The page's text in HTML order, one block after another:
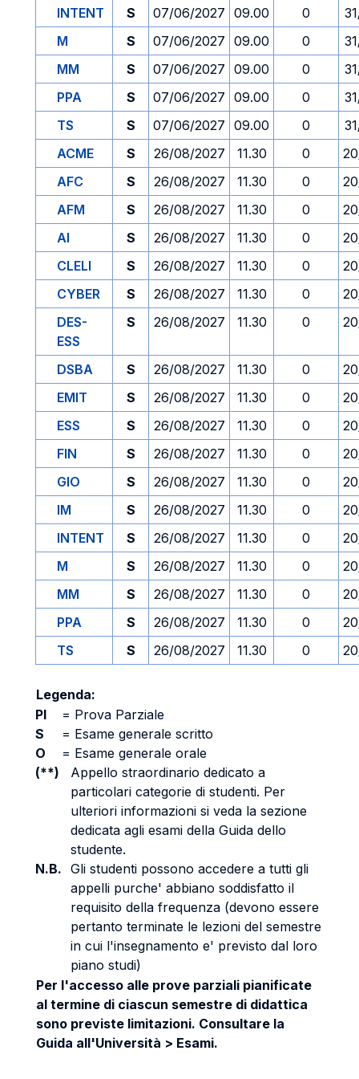
INTENT S 07/06/2027 09.00 0
M
S 07/06/2027 09.00 0
MM
S 07/06/2027 09.00 0
PPA
S 07/06/2027 09.00 0
TS
S 07/06/2027 09.00 0
ACME
S 26/08/2027 11.30 0
AFC
S 26/08/2027 11.30 0
AFM
S 26/08/2027 11.30 0
AI
S 26/08/2027 11.30 0
CLELI
S 26/08/2027 11.30 0
CYBER
S 26/08/2027 11.30 0
DES-
ESS
S 26/08/2027 11.30 0
DSBA S 26/08/2027 11.30 0
EMIT
S 26/08/2027 11.30 0
ESS
S 26/08/2027 11.30 0
FIN
S 26/08/2027 11.30 0
GIO
S 26/08/2027 11.30 0
IM
S 26/08/2027 11.30 0
INTENT
S 26/08/2027 11.30 0
M
S 26/08/2027 11.30 0
MM
S 26/08/2027 11.30 0
PPA
S 26/08/2027 11.30 0
TS
S 26/08/2027 11.30 0
Legenda:
PI
= Prova Parziale
S
= Esame generale scritto
O
= Esame generale orale
(**)
Appello straordinario dedicato a
particolari categorie di studenti. Per
ulteriori informazioni si veda la sezione
dedicata agli esami della Guida dello
studente.
N.B. Gli studenti possono accedere a tutti gli
appelli purche' abbiano soddisfatto il
requisito della frequenza (devono essere
pertanto terminate le lezioni del semestre
in cui l'insegnamento e' previsto dal loro
piano studi)
Per l'accesso alle prove parziali pianificate
al termine di ciascun semestre di didattica
sono previste limitazioni. Consultare la
Guida all'Università > Esami.